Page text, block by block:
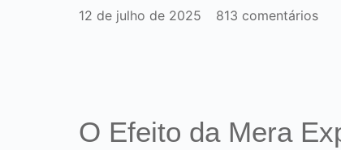
12 de julho de 2025 813 comentários
O Efeito da Mera